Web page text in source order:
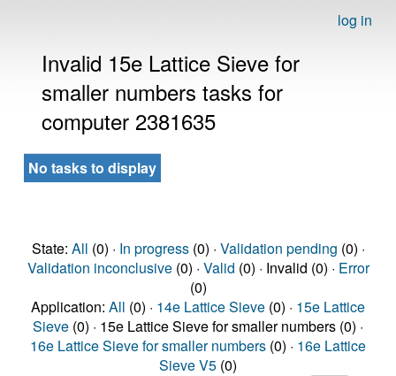
log in
Invalid 15e Lattice Sieve for
smaller numbers tasks for
computer 2381635
No tasks to display
State: All (0) · In progress(0) · Validation pending (0) ·
Validation inconclusive(0) · Valid (0) · Invalid (0) · Error
(0)
Application: All (0) · 14e Lattice Sieve (0) · 15e Lattice
Sieve (0) · 15e Lattice Sieve for smaller numbers (0) ·
16e Lattice Sieve for smaller numbers (0) · 16e Lattice
Sieve V5 (0)